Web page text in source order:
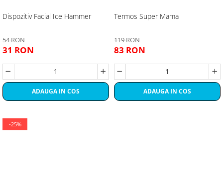
Dispozitiv Facial Ice Hammer
54 RON
31 RON
ADAUGA IN COS
Termos Super Mama
119 RON
83 RON
ADAUGA IN COS
-25%